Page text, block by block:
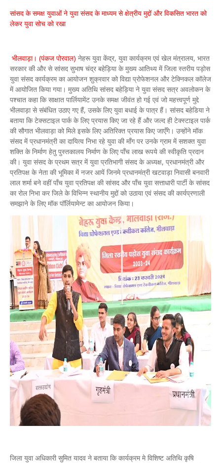
सांसद के समक्ष युवाओं ने युवा संसद के माध्यम से क्षेत्रीय मुद्दों और विकसित भारत को
लेकर युवा सोच को रखा
भीलवाड़ा। (पंकज पोरवाल) नेहरू युवा केंद्र, युवा कार्यक्रम एवं खेल मंत्रालय, भारत
सरकार की और से सांसद सुभाष चंद्र बहेड़िया के मुख्य आतिथ्य में जिला स्तरीय पड़ोस
युवा संसद कार्यक्रम का आयोजन शुक्रवार को विद्या प्रोफेशनल और टेक्निकल कॉलेज
में आयोजित किया गया। मुख्य अतिथि सांसद बहेड़िया ने युवा संसद सत्र अवलोकन के
पश्चात कहा कि साक्षात पार्लियामेंट उनके समक्ष जीवंत हो गई एवं जो महत्त्वपूर्ण मुद्दे
भीलवाड़ा से संबंधित उठाए गए हैं, उसके लिए युवा बधाई के पात्र हैं। सांसद बहेडिया ने
बताया कि टेक्सटाइल पार्क के लिए प्रयास किए जा रहे हैं और जल्द ही टेक्स्टाइल पार्क
की सौगात भीलवाड़ा को मिले इसके लिए अतिरिक्त प्रयास किए जाएँगे। उन्होंने मॉक
संसद में प्रधानमंत्री का दायित्व निभा रहे युवा की माँग पर उनके ग्राम में सशक्त युवा
शक्ति के निर्माण हेतु पुस्तकालय निर्माण के लिए पाँच लाख रूपये की स्वीकृति प्रदान
की। युवा संसद के प्रथम सत्र में युवा प्रतिभागी संसद के अध्यक्ष, प्रधानमंत्री और
प्रतिपक्ष के नेता की भूमिका में नजर आयें जिनमे प्रधानमंत्री खटवाड़ा निवासी बनवारी
लाल शर्मा बने वहीं पाँच युवा प्रतिपक्ष की सांसद और पाँच युवा सत्ताधारी पार्टी के सांसद
का रोल निभा कर जिले के विभिन्न स्थानीय मुद्दों को उठाया एवं संसद की कार्यप्रणाली
समझाने के लिए मॉक पॉर्लियामेन्ट का आयोजन किया।
जिला युवा अधिकारी सुमित यादव ने बताया कि कार्यक्रम मे विशिष्ट अतिथि कृषि